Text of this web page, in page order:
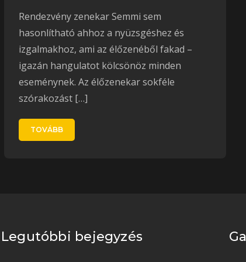
Rendezvény zenekar Semmi sem
hasonlítható ahhoz a nyüzsgéshez és
izgalmakhoz, ami az élőzenéből fakad –
igazán hangulatot kölcsönöz minden
eseménynek. Az élőzenekar sokféle
szórakozást […]
TOVÁBB
Legutóbbi bejegyzés